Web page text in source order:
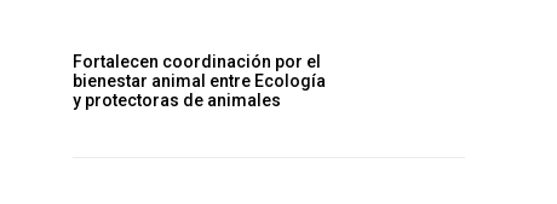
Fortalecen coordinación por el
bienestar animal entre Ecología
y protectoras de animales